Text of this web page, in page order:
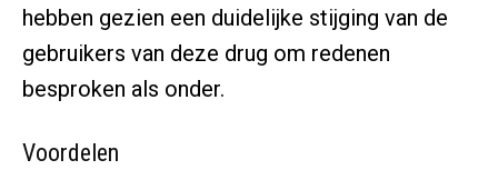
hebben gezien een duidelijke stijging van de
gebruikers van deze drug om redenen
besproken als onder.
Voordelen